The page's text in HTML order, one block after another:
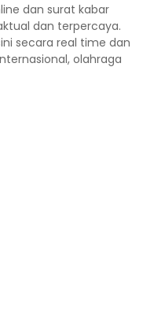
dan surat kabar
dan terpercaya.
secara real time dan
olahraga